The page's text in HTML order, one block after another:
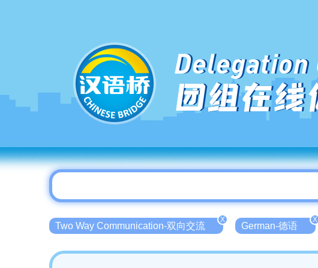
Delegation
团组在
Two Way Communication-双向交流
X
German-德语
X